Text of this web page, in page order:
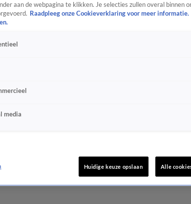
aan de webpagina te klikken. Je selecties zullen overal binnen
Raadpleeg onze Cookieverklaring voor meer informatie.
media
Huidige keuze opslaan Alle